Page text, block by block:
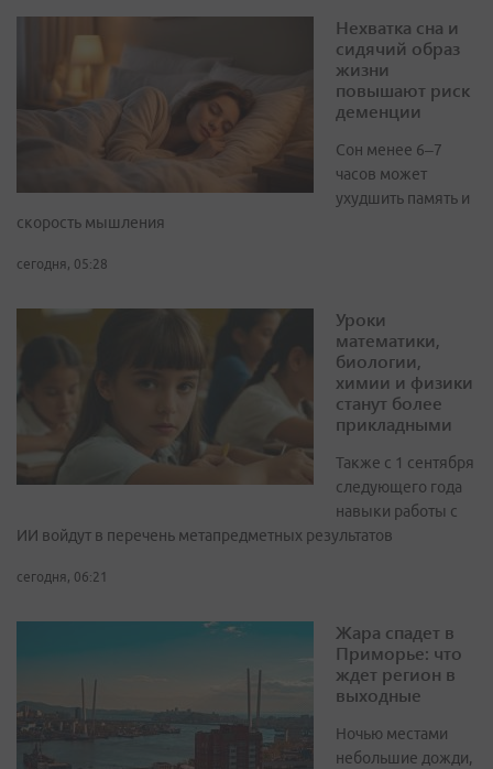
Нехватка сна и
сидячий образ
жизни
повышают риск
деменции
Сон менее 6–7
часов может
ухудшить память и
скорость мышления
сегодня, 05:28
Уроки
математики,
биологии,
химии и физики
станут более
прикладными
Также с 1 сентября
следующего года
навыки работы с
ИИ войдут в перечень метапредметных результатов
сегодня, 06:21
Жара спадет в
Приморье: что
ждет регион в
выходные
Ночью местами
небольшие дожди,